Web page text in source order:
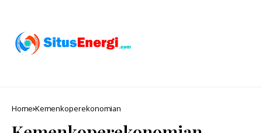
Home Kemenkoperekonomian